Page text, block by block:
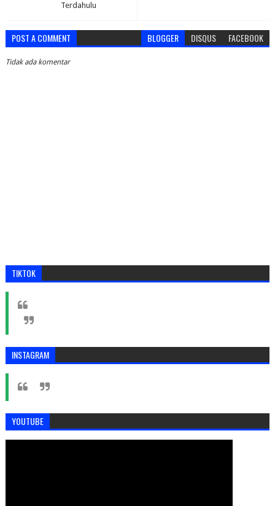
Terdahulu
POST A COMMENT BLOGGER DISQUS FACEBOOK
Tidak ada komentar
TIKTOK
INSTAGRAM
YOUTUBE